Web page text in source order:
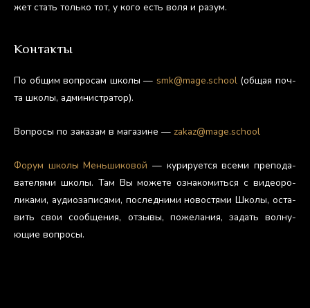
жет стать толь­ко тот, у ко­го есть во­ля и ра­зум.
Контакты
По об­щим воп­ро­сам шко­лы — smk@mage.school(об­щая поч­
та шко­лы, ад­ми­нис­тра­тор).
Воп­ро­сы по за­казам в ма­гази­не — zakaz@mage.school
Фо­рум шко­лы Мень­ши­ковой — ку­риру­ет­ся все­ми пре­пода­
вате­лями шко­лы. Там Вы мо­жете оз­на­комить­ся с ви­де­оро­
лика­ми, а­уди­оза­пися­ми, пос­ледни­ми но­вос­тя­ми Шко­лы, ос­та­
вить свои со­об­ще­ния, от­зы­вы, по­жела­ния, за­дать вол­ну­
ющие воп­ро­сы.